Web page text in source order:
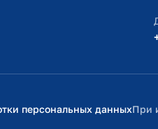
персональных данныхПри